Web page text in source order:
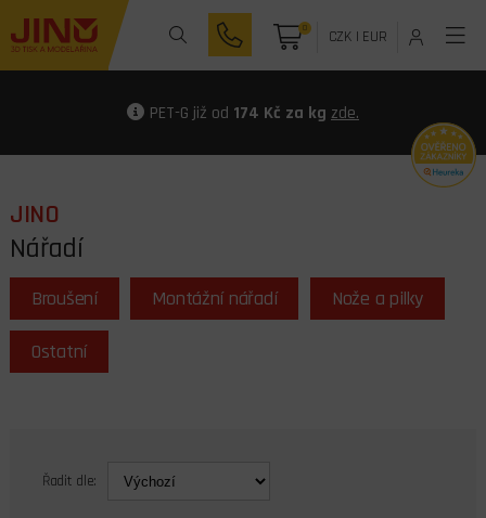
0 CZK| EUR
PET-G již od 174 Kč za kg zde.
JINO
Nářadí
Broušení Montážní nářadí Nože a pilky
Ostatní
Řadit dle: